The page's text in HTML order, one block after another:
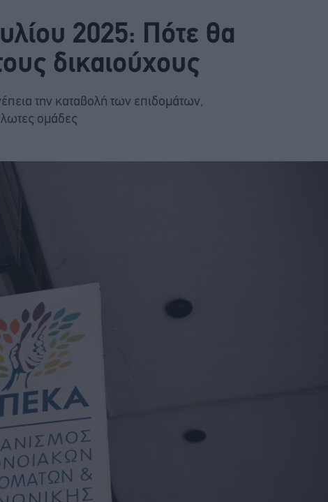
2025: Πότε θα
δικαιούχους
την καταβολή των επιδομάτων,
ομάδες